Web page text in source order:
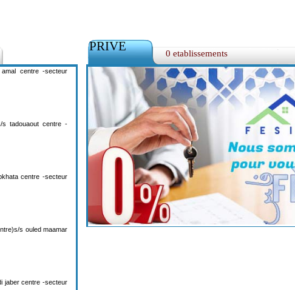
centre -secteur
tadouaout centre -
centre -secteur
s ouled maamar
jaber centre -secteur
PRIVE 0 etablissements